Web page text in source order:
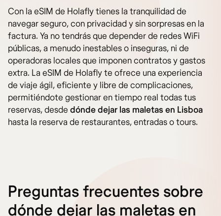
Con la eSIM de Holafly tienes la tranquilidad de
navegar seguro, con privacidad y sin sorpresas en la
factura. Ya no tendrás que depender de redes WiFi
públicas, a menudo inestables o inseguras, ni de
operadoras locales que imponen contratos y gastos
extra. La eSIM de Holafly te ofrece una experiencia
de viaje ágil, eficiente y libre de complicaciones,
permitiéndote gestionar en tiempo real todas tus
reservas, desde dónde dejar las maletas en Lisboa
hasta la reserva de restaurantes, entradas o tours.
Preguntas frecuentes sobre
dónde dejar las maletas en